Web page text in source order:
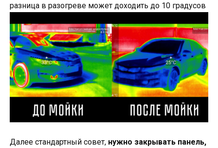
разница в разогреве может доходить до 10 градусов
Далее стандартный совет, нужно закрывать панель,